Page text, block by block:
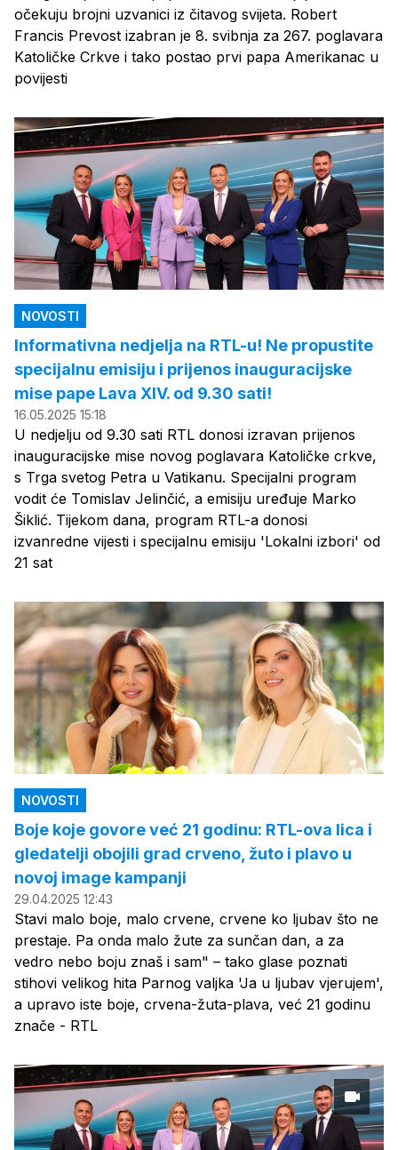
očekuju brojni uzvanici iz čitavog svijeta. Robert
Francis Prevost izabran je 8. svibnja za 267. poglavara
Katoličke Crkve i tako postao prvi papa Amerikanac u
povijesti
NOVOSTI
Informativna nedjelja na RTL-u! Ne propustite
specijalnu emisiju i prijenos inauguracijske
mise pape Lava XIV. od 9.30 sati!
16.05.2025 15:18
U nedjelju od 9.30 sati RTL donosi izravan prijenos
inauguracijske mise novog poglavara Katoličke crkve,
s Trga svetog Petra u Vatikanu. Specijalni program
vodit će Tomislav Jelinčić, a emisiju uređuje Marko
Šiklić. Tijekom dana, program RTL-a donosi
izvanredne vijesti i specijalnu emisiju 'Lokalni izbori' od
21 sat
NOVOSTI
Boje koje govore već 21 godinu: RTL-ova lica i
gledatelji obojili grad crveno, žuto i plavo u
novoj image kampanji
29.04.2025 12:43
Stavi malo boje, malo crvene, crvene ko ljubav što ne
prestaje. Pa onda malo žute za sunčan dan, a za
vedro nebo boju znaš i sam" – tako glase poznati
stihovi velikog hita Parnog valjka 'Ja u ljubav vjerujem',
a upravo iste boje, crvena-žuta-plava, već 21 godinu
znače - RTL